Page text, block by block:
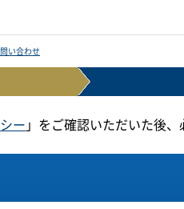
い合わせ
ー 」をご確認いただいた後